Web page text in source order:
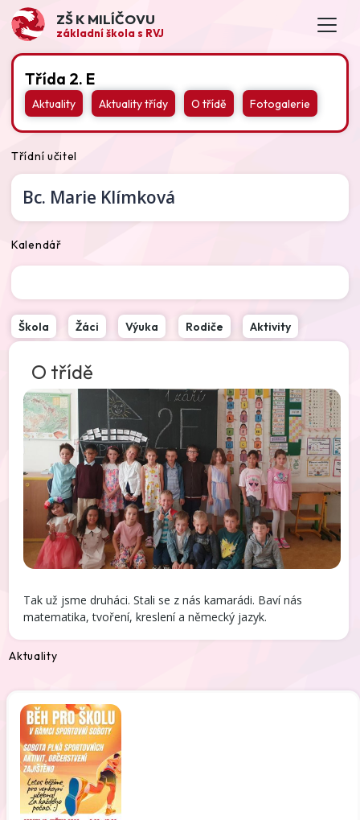
ZŠ K MILÍČOVU
základní škola s RVJ
Třída 2. E
Aktuality Aktuality třídy O třídě Fotogalerie
Třídní učitel
Bc. Marie Klímková
Kalendář
Škola Žáci Výuka Rodiče Aktivity
O třídě
Tak už jsme druháci. Stali se z nás kamarádi. Baví nás
matematika, tvoření, kreslení a německý jazyk.
Aktuality